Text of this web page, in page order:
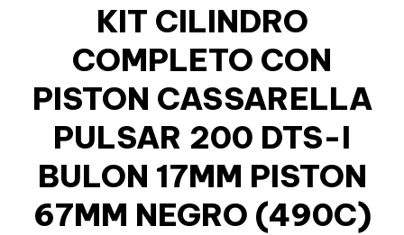
KIT CILINDRO
COMPLETO CON
PISTON CASSARELLA
PULSAR 200 DTS-I
BULON 17MM PISTON
67MM NEGRO (490C)